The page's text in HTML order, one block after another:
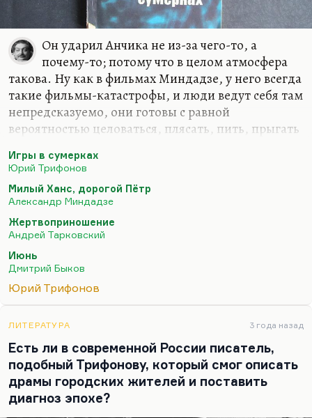
Он ударил Анчика не из-за чего-то, а
почему-то; потому что в целом атмосфера
такова. Ну как в фильмах Миндадзе, у него всегда
такие фильмы-катастрофы, и люди ведут себя там
непредсказуемо, они готовы с равной
вероятностью целоваться, плясать, пить, прыгать
авангардную и, по-моему, самую раннюю его
картину. Или вспомните дикую атмосферу
«Милого Ханса, дорогого Петра»… Как раз сейчас
вышла книга сценариев, так что многим, я
думаю, станет понятно. Потому что жаловались
на непонятность картины, а для меня она с
самого начала была самым точным выражением
эпохи. Потому что канун войны, всеобщая
невротизация, всеобщее раздражение приводит к
Игры в сумерках
Юрий Трифонов
Милый Ханс, дорогой Пётр
Александр Миндадзе
Жертвоприношение
Андрей Тарковский
Июнь
Дмитрий Быков
Юрий Трифонов
ЛИТЕРАТУРА 3 года назад
Есть ли в современной России писатель,
подобный Трифонову, который смог описать
драмы городских жителей и поставить
диагноз эпохе?